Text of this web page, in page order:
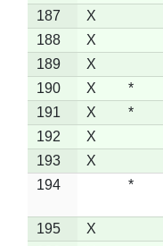
187
X
188
X
189
X
190
X *
191
X *
192
X
193
X
194
*
195
X